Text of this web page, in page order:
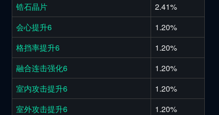
锆石晶片
2.41%
会心提升6
1.20%
格挡率提升6
1.20%
融合连击强化6
1.20%
室内攻击提升6
1.20%
室外攻击提升6
1.20%